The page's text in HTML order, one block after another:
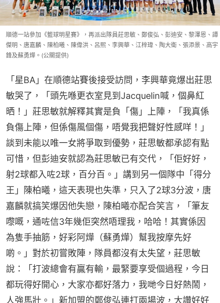
順德一站參加《籃球明星賽》，再派出隊員莊思敏、鄭俊弘、彭迪安、黎澤恩、譚
傑明、唐嘉麟、陳柏曦、陳偉洪、呂熙、李興華、江梓瑋、陶大衛、張添景、高宇
鋒及蘇勇燁。(公關提供)
「星BA」在順德站賽後接受訪問，李興華竟爆出莊思
敏哭了，「頭先喺更衣室見到Jacquelin喊，個鼻紅
晒！」莊思敏就解釋其實是負「傷」上陣，「我真係
負傷上陣，但係傷風個傷，唔覺我把聲好性感咩！」
談到未能以唯一女將爭取到優勢，莊思敏都承認有點
可惜，但彭迪安就認為莊思敏已有交代，「佢好好，
射2球都入咗2球，百分百。」講到另一個隊中「得分
王」陳柏曦，這天表現也失準，只入了2球3分波，唐
嘉麟就搞笑爆因他失戀，陳柏曦亦配合笑言，「筆友
嚟嘅，通咗信3年幾佢突然唔理我，哈哈！其實係因
為隻手抽筋，好彩阿燁（蘇勇燁）幫我按摩先好
啲。」對於初嘗敗陣，隊員都沒有太失望，莊思敏
說：「打波總會有贏有輸，最緊要享受個過程，今日
都玩得好開心，大家亦都好落力，我哋今日好熱鬧，
人強馬壯。」新加盟的鄭俊弘連打兩場波，大讚好好